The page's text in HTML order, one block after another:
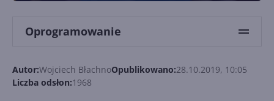
Oprogramowanie
Autor:Wojciech BłachnoOpublikowano:28.10.2019, 10:05
Liczba odsłon:1968